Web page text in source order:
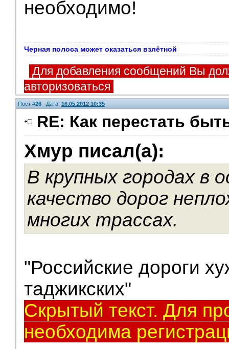
необходимо!
Черная полоса может оказаться взлётной
Для добавления сообщений Вы
авторизоваться
Пост #26 Дата: 16.05.2012 10:35
RE: Как перестать
Хмур писал(а):
В крупных городах в
качество дорог
многих трассах.
"Российские дороги
таджикских"
Скрытый текст. Для
необходима